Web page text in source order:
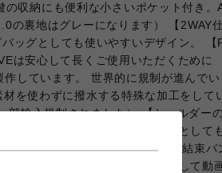
の収納にも便利な小さいポケット付き
の裏地はグレーになります） 【2WAY
ッグとしても使いやすいデザイン。 【
は安心して長くご使用いただくために
作しています。 世界的に規制が進んでい
を使わずに撥水する特殊な加工をして
輸入規制されました） 【ショルダーの
ストバッグでもショルダーバッグとして
してあります。 余ったベルトは結束バ
。詳しくは上の画像をクリックして動